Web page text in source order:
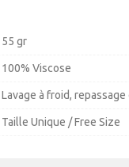
55 gr
100% Viscose
Lavage à froid, repassage
Taille Unique / Free Size